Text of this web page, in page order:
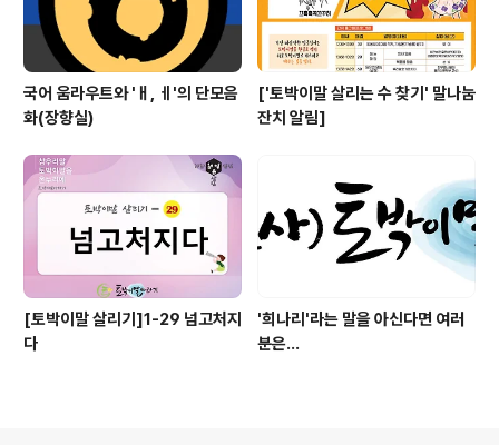
국어 움라우트와 'ㅐ, ㅔ'의 단모음
화(장향실)
['토박이말 살리는 수 찾기' 말나눔
잔치 알림]
[토박이말 살리기]1-29 넘고처지
다
'희나리'라는 말을 아신다면 여러
분은...